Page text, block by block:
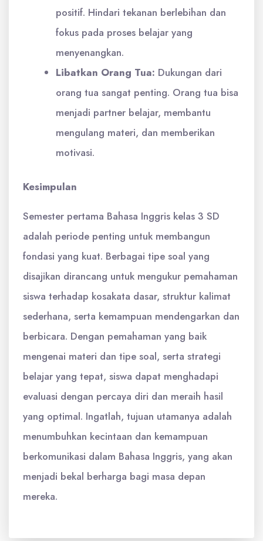
positif. Hindari tekanan berlebihan dan
fokus pada proses belajar yang
menyenangkan.
Libatkan Orang Tua: Dukungan dari
orang tua sangat penting. Orang tua bisa
menjadi partner belajar, membantu
mengulang materi, dan memberikan
motivasi.
Kesimpulan
Semester pertama Bahasa Inggris kelas 3 SD
adalah periode penting untuk membangun
fondasi yang kuat. Berbagai tipe soal yang
disajikan dirancang untuk mengukur pemahaman
siswa terhadap kosakata dasar, struktur kalimat
sederhana, serta kemampuan mendengarkan dan
berbicara. Dengan pemahaman yang baik
mengenai materi dan tipe soal, serta strategi
belajar yang tepat, siswa dapat menghadapi
evaluasi dengan percaya diri dan meraih hasil
yang optimal. Ingatlah, tujuan utamanya adalah
menumbuhkan kecintaan dan kemampuan
berkomunikasi dalam Bahasa Inggris, yang akan
menjadi bekal berharga bagi masa depan
mereka.